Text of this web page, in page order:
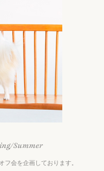
Summer
会を企画しております。